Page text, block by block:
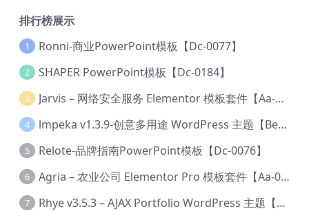
排行榜展示
1 Ronni-商业PowerPoint模板【Dc-0077】
2 SHAPER PowerPoint模板【Dc-0184】
3 Jarvis – 网络安全服务 Elementor 模板套件【Aa-0035】
4 lmpeka v1.3.9-创意多用途 WordPress 主题【Be-0064】
5 Relote-品牌指南PowerPoint模板【Dc-0076】
6 Agria – 农业公司 Elementor Pro 模板套件【Aa-0003】
7 Rhye v3.5.3 – AJAX Portfolio WordPress 主题【Bi-0049】